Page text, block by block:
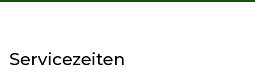
Servicezeiten